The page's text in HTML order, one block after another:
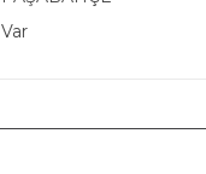
Var